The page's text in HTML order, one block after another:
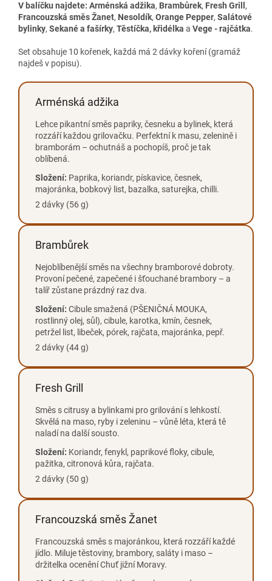
V balíčku najdete: Arménská adžika, Brambůrek, Fresh Grill ,
Francouzská směs Žanet, Nesoldík, Orange Pepper, Salátové
bylinky, Sekané a fašírky, Těstíčka, křidélka a Vege - rajčátka.
Set obsahuje 10 kořenek, každá má 2 dávky koření (gramáž
najdeš v popisu).
Arménská adžika
Lehce pikantní směs papriky, česneku a bylinek, která
rozzáří každou grilovačku. Perfektní k masu, zelenině i
bramborám – ochutnáš a pochopíš, proč je tak
oblíbená.
Složení: Paprika, koriandr, pískavice, česnek,
majoránka, bobkový list, bazalka, saturejka, chilli.
2 dávky (56 g)
Brambůrek
Nejoblíbenější směs na všechny bramborové dobroty.
Provoní pečené, zapečené i šťouchané brambory – a
talíř zůstane prázdný raz dva.
Složení: Cibule smažená (PŠENIČNÁ MOUKA,
rostlinný olej, sůl), cibule, karotka, kmín, česnek,
petržel list, libeček, pórek, rajčata, majoránka, pepř.
2 dávky (44 g)
Fresh Grill
Směs s citrusy a bylinkami pro grilování s lehkostí.
Skvělá na maso, ryby i zeleninu – vůně léta, která tě
naladí na další sousto.
Složení: Koriandr, fenykl, paprikové floky, cibule,
pažitka, citronová kůra, rajčata.
2 dávky (50 g)
Francouzská směs Žanet
Francouzská směs s majoránkou, která rozzáří každé
jídlo. Miluje těstoviny, brambory, saláty i maso –
držitelka ocenění Chuť jižní Moravy.